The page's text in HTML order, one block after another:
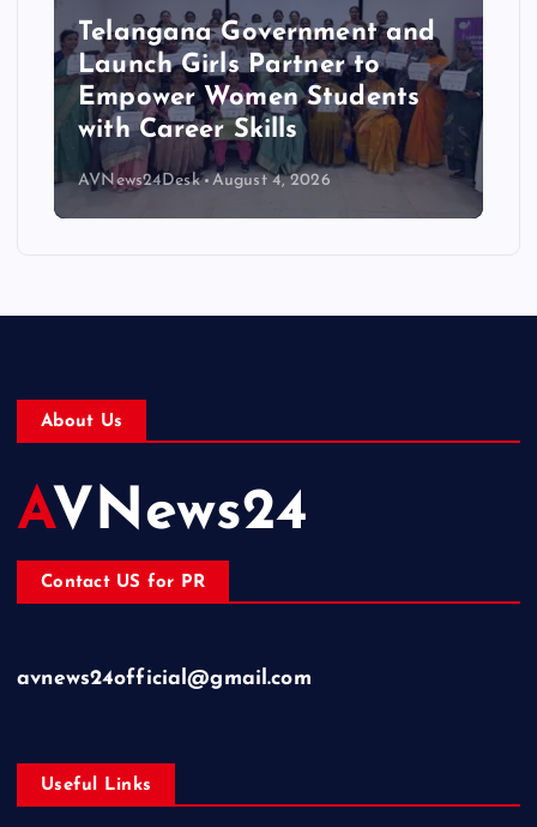
Telangana Government and
Launch Girls Partner to
Empower Women Students
with Career Skills
AVNews24Desk August 4, 2026
About Us
AVNews24
Contact US for PR
avnews24official@gmail.com
Useful Links